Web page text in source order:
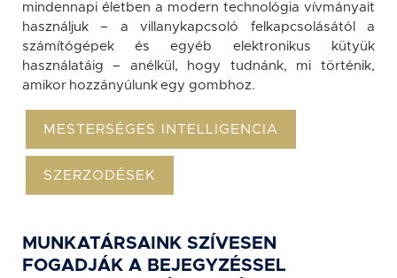
mindennapi életben a modern technológia vívmányait
használjuk – a villanykapcsoló felkapcsolásától a
számítógépek és egyéb elektronikus kütyük
használatáig – anélkül, hogy tudnánk, mi történik,
amikor hozzányúlunk egy gombhoz.
MESTERSÉGES INTELLIGENCIA
SZERZODÉSEK
MUNKATÁRSAINK SZÍVESEN
FOGADJÁK A BEJEGYZÉSSEL